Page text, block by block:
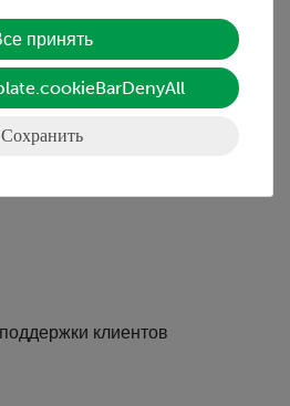
клиентов
принять
Сохранить